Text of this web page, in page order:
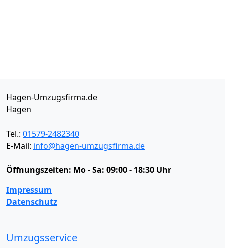
Hagen-Umzugsfirma.de
Hagen
Tel.: 01579-2482340
E-Mail: info@hagen-umzugsfirma.de
Öffnungszeiten: Mo - Sa: 09:00 - 18:30 Uhr
Impressum
Datenschutz
Umzugsservice